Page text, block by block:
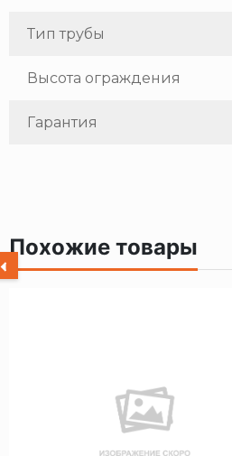
Тип трубы
Высота ограждения
Гарантия
Похожие товары